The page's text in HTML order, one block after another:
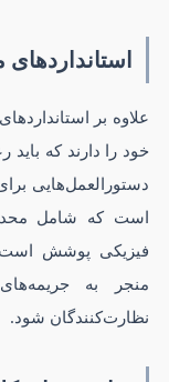
علاوه بر
خود را دارند که
دستورالعمل‌هایی
فیزیکی پوشش
منجر به
نظارت‌کنندگان شود.